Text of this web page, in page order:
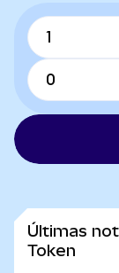
Últimas
Token